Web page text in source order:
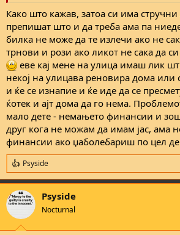
Како што кажав, затоа си има
препишат што и да треба ама па
билка не може да те излечи ако не
трнови и рози ако ликот не сака да
еве кај мене на улица имаш лик
некој на улицава реновира дома
и ќе се изнапие и ќе иде да се
ќотек и ајт дома да го нема.
мало дете - немањето финансии и
друг кога не можам да имам јас, ама
финансии ако џаболебариш по цел
R
e
a
c
t
i
Psyside
Psyside
Nocturnal